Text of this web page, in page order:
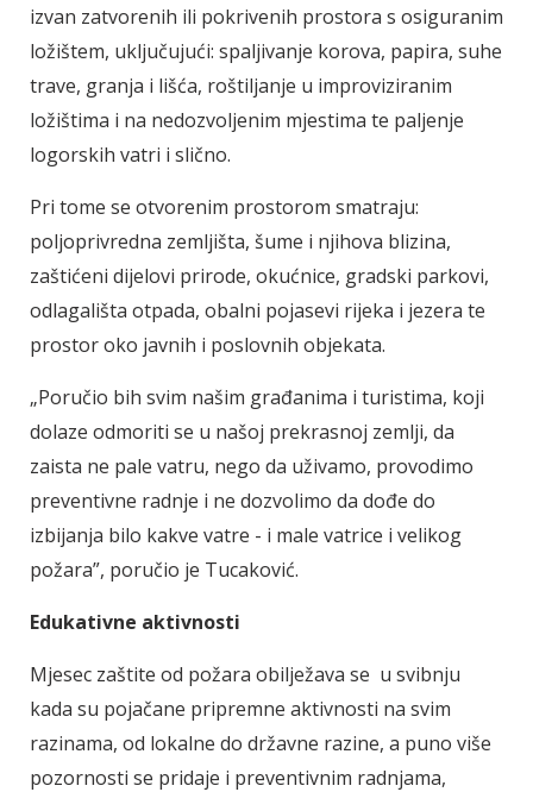
izvan zatvorenih ili pokrivenih prostora s osiguranim
ložištem, uključujući: spaljivanje korova, papira, suhe
trave, granja i lišća, roštiljanje u improviziranim
ložištima i na nedozvoljenim mjestima te paljenje
logorskih vatri i slično.
Pri tome se otvorenim prostorom smatraju:
poljoprivredna zemljišta, šume i njihova blizina,
zaštićeni dijelovi prirode, okućnice, gradski parkovi,
odlagališta otpada, obalni pojasevi rijeka i jezera te
prostor oko javnih i poslovnih objekata.
„Poručio bih svim našim građanima i turistima, koji
dolaze odmoriti se u našoj prekrasnoj zemlji, da
zaista ne pale vatru, nego da uživamo, provodimo
preventivne radnje i ne dozvolimo da dođe do
izbijanja bilo kakve vatre - i male vatrice i velikog
požara”, poručio je Tucaković.
Edukativne aktivnosti
Mjesec zaštite od požara obilježava se u svibnju
kada su pojačane pripremne aktivnosti na svim
razinama, od lokalne do državne razine, a puno više
pozornosti se pridaje i preventivnim radnjama,